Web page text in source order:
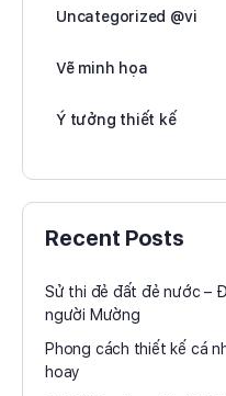
Uncategorized @vi
Vẽ minh họa
Ý tưởng thiết kế
Recent Posts
Sử thi đẻ đất đẻ nước –
người Mường
Phong cách thiết kế cá
hoay